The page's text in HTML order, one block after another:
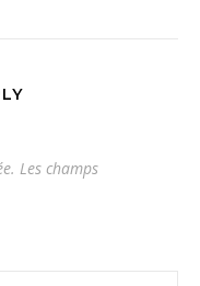
Les champs